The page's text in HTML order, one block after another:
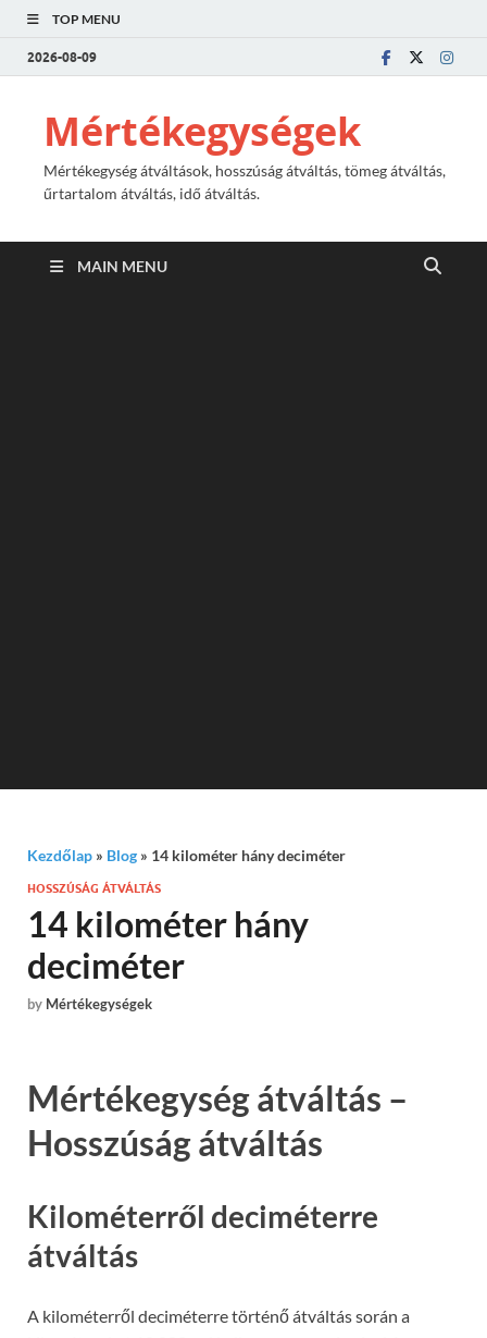
TOP MENU
2026-08-09
Mértékegységek
Mértékegység átváltások, hosszúság átváltás, tömeg átváltás,
űrtartalom átváltás, idő átváltás.
MAIN MENU
Kezdőlap » Blog » 14 kilométer hány deciméter
HOSSZÚSÁG ÁTVÁLTÁS
14 kilométer hány
deciméter
by Mértékegységek
Mértékegység átváltás –
Hosszúság átváltás
Kilométerről deciméterre
átváltás
A kilométerről deciméterre történő átváltás során a